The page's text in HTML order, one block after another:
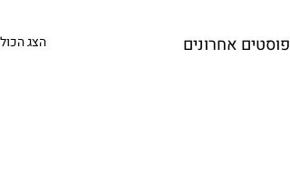
פוסטים אחרונים הצג הכול